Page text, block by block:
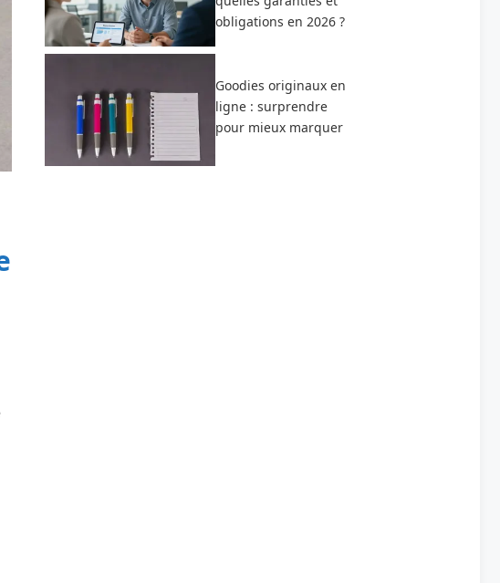
obligations en 2026 ?
Goodies originaux en
ligne : surprendre
pour mieux marquer